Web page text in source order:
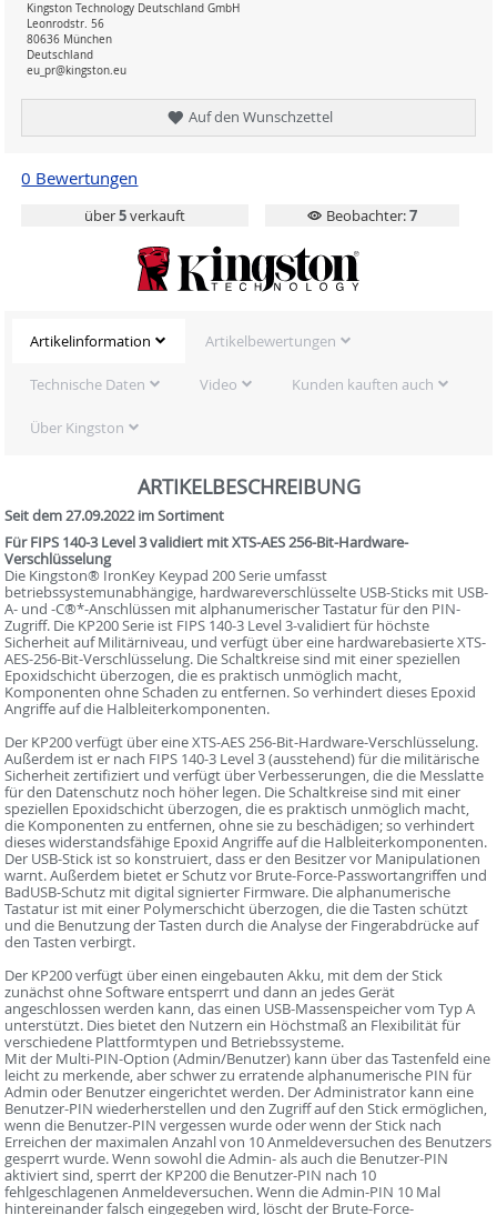
Kingston Technology Deutschland GmbH
Leonrodstr. 56
80636 München
Deutschland
eu_pr@kingston.eu
Auf den Wunschzettel
0 Bewertungen
über5verkauft Beobachter:7
Artikelinformation Artikelbewertungen
Technische Daten Video Kunden kauften auch
Über Kingston
ARTIKELBESCHREIBUNG
Seit dem 27.09.2022 im Sortiment
Für FIPS 140-3 Level 3 validiert mit XTS-AES 256-Bit-Hardware-
Verschlüsselung
Die Kingston® IronKey Keypad 200 Serie umfasst
betriebssystemunabhängige, hardwareverschlüsselte USB-Sticks mit USB-
A- und -C®*-Anschlüssen mit alphanumerischer Tastatur für den PIN-
Zugriff. Die KP200 Serie ist FIPS 140-3 Level 3-validiert für höchste
Sicherheit auf Militärniveau, und verfügt über eine hardwarebasierte XTS-
AES-256-Bit-Verschlüsselung. Die Schaltkreise sind mit einer speziellen
Epoxidschicht überzogen, die es praktisch unmöglich macht,
Komponenten ohne Schaden zu entfernen. So verhindert dieses Epoxid
Angriffe auf die Halbleiterkomponenten.
Der KP200 verfügt über eine XTS-AES 256-Bit-Hardware-Verschlüsselung.
Außerdem ist er nach FIPS 140-3 Level 3 (ausstehend) für die militärische
Sicherheit zertifiziert und verfügt über Verbesserungen, die die Messlatte
für den Datenschutz noch höher legen. Die Schaltkreise sind mit einer
speziellen Epoxidschicht überzogen, die es praktisch unmöglich macht,
die Komponenten zu entfernen, ohne sie zu beschädigen; so verhindert
dieses widerstandsfähige Epoxid Angriffe auf die Halbleiterkomponenten.
Der USB-Stick ist so konstruiert, dass er den Besitzer vor Manipulationen
warnt. Außerdem bietet er Schutz vor Brute-Force-Passwortangriffen und
BadUSB-Schutz mit digital signierter Firmware. Die alphanumerische
Tastatur ist mit einer Polymerschicht überzogen, die die Tasten schützt
und die Benutzung der Tasten durch die Analyse der Fingerabdrücke auf
den Tasten verbirgt.
Der KP200 verfügt über einen eingebauten Akku, mit dem der Stick
zunächst ohne Software entsperrt und dann an jedes Gerät
angeschlossen werden kann, das einen USB-Massenspeicher vom Typ A
unterstützt. Dies bietet den Nutzern ein Höchstmaß an Flexibilität für
verschiedene Plattformtypen und Betriebssysteme.
Mit der Multi-PIN-Option (Admin/Benutzer) kann über das Tastenfeld eine
leicht zu merkende, aber schwer zu erratende alphanumerische PIN für
Admin oder Benutzer eingerichtet werden. Der Administrator kann eine
Benutzer-PIN wiederherstellen und den Zugriff auf den Stick ermöglichen,
wenn die Benutzer-PIN vergessen wurde oder wenn der Stick nach
Erreichen der maximalen Anzahl von 10 Anmeldeversuchen des Benutzers
gesperrt wurde. Wenn sowohl die Admin- als auch die Benutzer-PIN
aktiviert sind, sperrt der KP200 die Benutzer-PIN nach 10
fehlgeschlagenen Anmeldeversuchen. Wenn die Admin-PIN 10 Mal
hintereinander falsch eingegeben wird, löscht der Brute-Force-